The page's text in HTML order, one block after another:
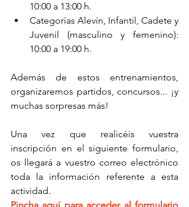
10:00 a 13:00 h.
Categorías Alevín, Infantil, Cadete y
Juvenil (masculino y femenino):
10:00 a 19:00 h.
Además de estos entrenamientos,
organizaremos partidos, concursos... ¡y
muchas sorpresas más!
Una vez que realicéis vuestra
inscripción en el siguiente formulario,
os llegará a vuestro correo electrónico
toda la información referente a esta
actividad.